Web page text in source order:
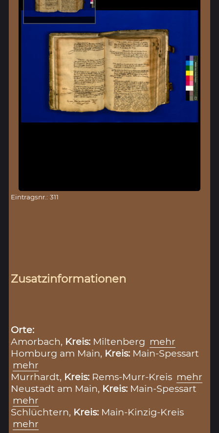
Eintragsnr.: 311
Zusatzinformationen
Orte:
Amorbach, Kreis: Miltenberg mehr
Homburg am Main, Kreis: Main-Spessart
mehr
Murrhardt, Kreis: Rems-Murr-Kreis mehr
Neustadt am Main, Kreis: Main-Spessart
mehr
Schlüchtern, Kreis: Main-Kinzig-Kreis
mehr